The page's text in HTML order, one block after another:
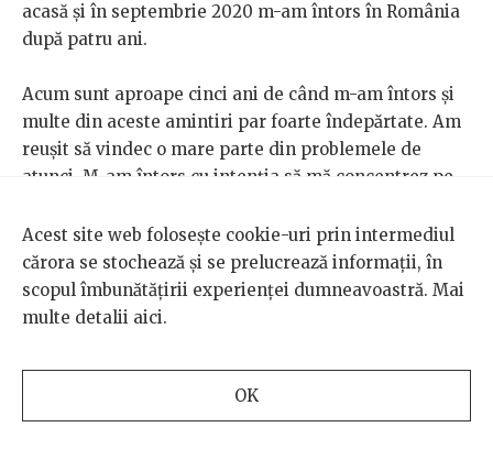
acasă și în septembrie 2020 m-am întors în România
după patru ani.
Acum sunt aproape cinci ani de când m-am întors și
multe din aceste amintiri par foarte îndepărtate. Am
reușit să vindec o mare parte din problemele de
atunci. M-am întors cu intenția să mă concentrez pe
apucat de sport, am început să mănânc mult mai bine,
am un grup de prieteni iubitori și care mă susțin.
Santiago este și el bine, face un doctorat la Oxford.
Ne-am văzut în România în 2024 și am discutat mult
Pentru o persoană care nu are probleme cu
dependența poate să pară greu de înțeles de ce
cineva ar continua dincolo de punctul în care îi oferă
Acest site web folosește cookie-uri prin intermediul
cărora se stochează și se prelucrează informații, în
scopul îmbunătățirii experienței dumneavoastră. Mai
multe detalii aici.
OK